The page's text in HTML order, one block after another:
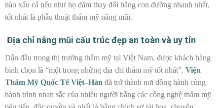
nào xấu cả nếu như họ dám thay đổi bằng con đường nhanh nhất,
tốt nhất là phẫu thuật thẩm mỹ nâng mũi.
Địa chỉ nâng mũi cấu trúc đẹp an toàn và uy tín
Dẫn đầu trong thị trường thẩm mỹ tại Việt Nam, được khách hàng
bình chọn là “một trong những địa chỉ thẩm mỹ tốt nhất”, Viện
Thẩm Mỹ Quốc Tế Việt–Hàn đã trở thành nơi đồng hành cùng
hành trình nhan sắc của nhiều người bằng các công nghệ thẩm mỹ